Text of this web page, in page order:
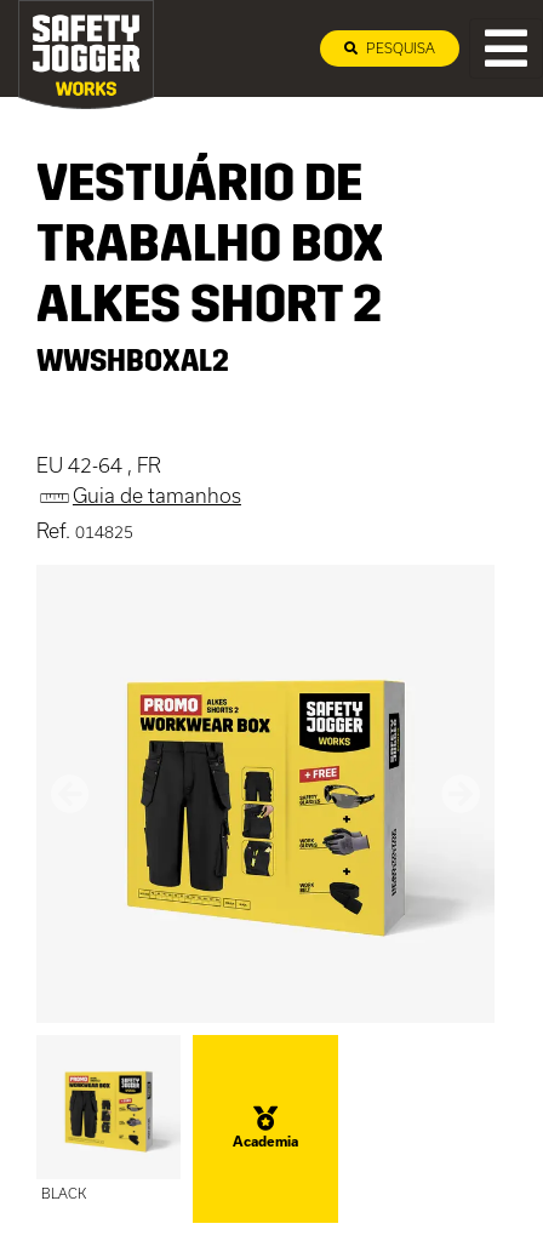
PESQUISA
VESTUÁRIO DE
TRABALHO BOX
ALKES SHORT 2
WWSHBOXAL2
EU 42-64 , FR
Guia de tamanhos
Ref. 014825
Anterior
BLACK
Academia